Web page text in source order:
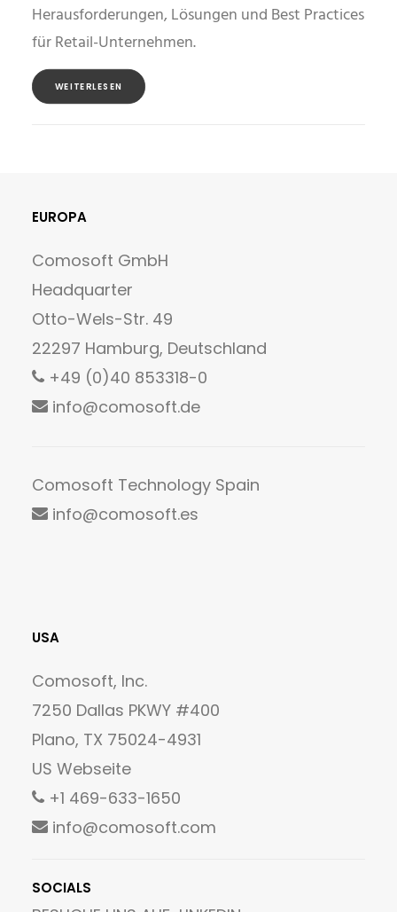
Herausforderungen, Lösungen und Best Practices
für Retail-Unternehmen.
WEITERLESEN
EUROPA
Comosoft GmbH
Headquarter
Otto-Wels-Str. 49
22297 Hamburg, Deutschland
+49 (0)40 853318-0
info@comosoft.de
Comosoft Technology Spain
info@comosoft.es
USA
Comosoft, Inc.
7250 Dallas PKWY #400
Plano, TX 75024-4931
US Webseite
+1 469-633-1650
info@comosoft.com
SOCIALS